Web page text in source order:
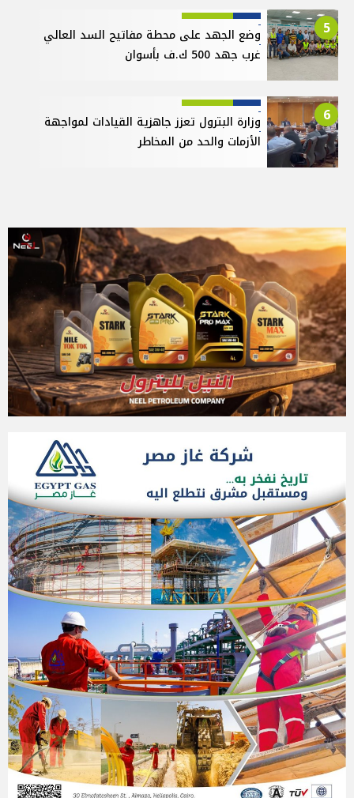
5
وضع الجهد على محطة مفاتيح السد العالي
غرب جهد 500 ك.ف بأسوان
6
وزارة البترول تعزز جاهزية القيادات لمواجهة
الأزمات والحد من المخاطر